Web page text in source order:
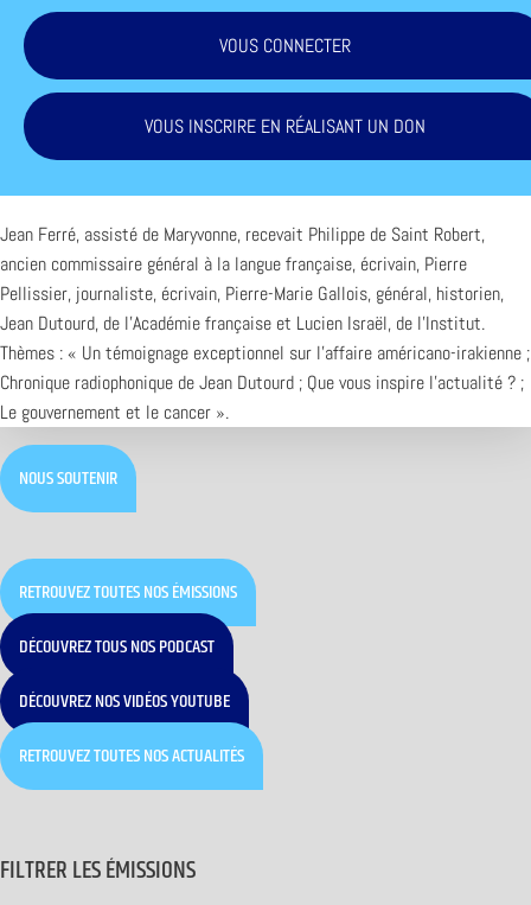
VOUS CONNECTER
VOUS INSCRIRE EN RÉALISANT UN DON
Jean Ferré, assisté de Maryvonne, recevait Philippe de Saint Robert,
ancien commissaire général à la langue française, écrivain, Pierre
Pellissier, journaliste, écrivain, Pierre-Marie Gallois, général, historien,
Jean Dutourd, de l’Académie française et Lucien Israël, de l’Institut.
Thèmes : « Un témoignage exceptionnel sur l’affaire américano-irakienne ;
Chronique radiophonique de Jean Dutourd ; Que vous inspire l’actualité ? ;
Le gouvernement et le cancer ».
NOUS SOUTENIR
RETROUVEZ TOUTES NOS ÉMISSIONS
DÉCOUVREZ TOUS NOS PODCAST
DÉCOUVREZ NOS VIDÉOS YOUTUBE
RETROUVEZ TOUTES NOS ACTUALITÉS
FILTRER LES ÉMISSIONS